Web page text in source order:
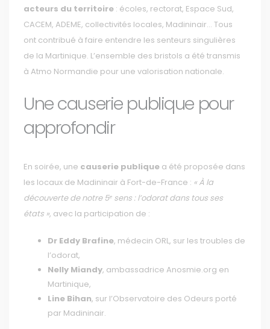
acteurs du territoire : écoles, rectorat, Espace Sud,
CACEM, ADEME, collectivités locales, Madininair… Tous
ont contribué à faire entendre les senteurs singulières
de la Martinique. L’ensemble des bristols a été transmis
à Atmo Normandie pour une valorisation nationale.
Une causerie publique pour
approfondir
En soirée, une causerie publique a été proposée dans
les locaux de Madininair à Fort-de-France : « À la
découverte de notre 5ᵉ sens : l’odorat dans tous ses
états », avec la participation de :
Dr Eddy Brafine, médecin ORL, sur les troubles de
l’odorat,
Nelly Miandy, ambassadrice Anosmie.org en
Martinique,
Line Bihan, sur l’Observatoire des Odeurs porté
par Madininair.